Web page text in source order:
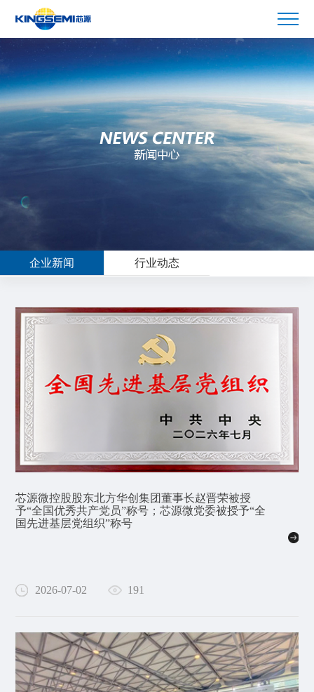
企业新闻 行业动态
芯源微控股股东北方华创集团董事长赵晋荣被授
予“全国优秀共产党员”称号；芯源微党委被授予“全
国先进基层党组织”称号
2026-07-02 191